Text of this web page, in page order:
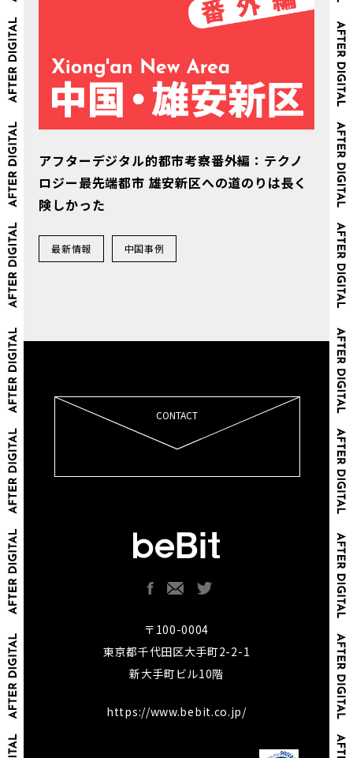
アフターデジタル的都市考察番外編：テクノ
ロジー最先端都市 雄安新区への道のりは長く
険しかった
最新情報 中国事例
CONTACT
〒100-0004
東京都千代田区大手町2-2-1
新大手町ビル10階
https://www.bebit.co.jp/